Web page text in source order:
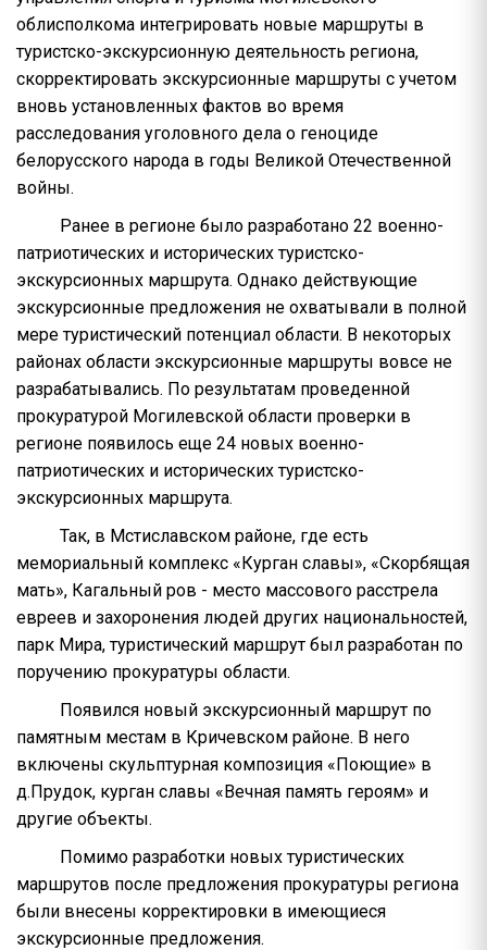
облисполкома интегрировать новые маршруты в
туристско-экскурсионную деятельность региона,
скорректировать экскурсионные маршруты с учетом
вновь установленных фактов во время
расследования уголовного дела о геноциде
белорусского народа в годы Великой Отечественной
войны.
Ранее в регионе было разработано 22 военно-
патриотических и исторических туристско-
экскурсионных маршрута. Однако действующие
экскурсионные предложения не охватывали в полной
мере туристический потенциал области. В некоторых
районах области экскурсионные маршруты вовсе не
разрабатывались. По результатам проведенной
прокуратурой Могилевской области проверки в
регионе появилось еще 24 новых военно-
патриотических и исторических туристско-
экскурсионных маршрута.
Так, в Мстиславском районе, где есть
мемориальный комплекс «Курган славы», «Скорбящая
мать», Кагальный ров - место массового расстрела
евреев и захоронения людей других национальностей,
парк Мира, туристический маршрут был разработан по
поручению прокуратуры области.
Появился новый экскурсионный маршрут по
памятным местам в Кричевском районе. В него
включены скульптурная композиция «Поющие» в
д.Прудок, курган славы «Вечная память героям» и
другие объекты.
Помимо разработки новых туристических
маршрутов после предложения прокуратуры региона
были внесены корректировки в имеющиеся
экскурсионные предложения.